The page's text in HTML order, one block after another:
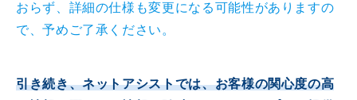
おらず、詳細の仕様も変更になる可能性がありますの
で、予めご了承ください。
引き続き、ネットアシストでは、お客様の関心度の高